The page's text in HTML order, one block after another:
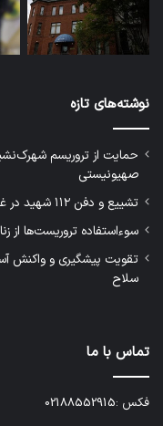
نوشته‌های تازه
حمایت از تروریسم
صهیونیستی
تشییع و دفن ۱۱۲ شهید در غزه پس از سه سال
سوءاستفاده تروریست‌ها از
تقویت پیشگیری و واکنش
سلاح
تماس با ما
فکس :02188552915